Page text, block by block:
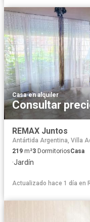
Casa·en alquiler
Consultar
REMAX Juntos
Antártida Argentina, Villa
219 m²3 DormitoriosCasa
·Jardín
Actualizado hace 1 día en